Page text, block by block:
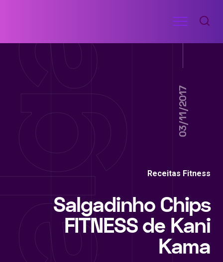
conteúdo
RECEITAS
ACADEMIA
Menu
03/11/2017
Receitas Fitness
Salgadinho Chips
FITNESS de Kani
Kama